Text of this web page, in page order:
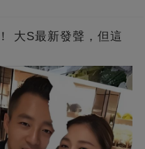
大S最新發聲，但這